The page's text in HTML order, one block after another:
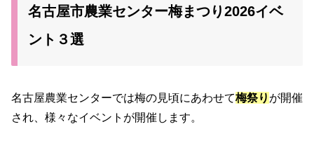
名古屋市農業センター梅まつり2026イベ
ント３選
名古屋農業センターでは梅の見頃にあわせて梅祭り が開催
され、様々なイベントが開催します。